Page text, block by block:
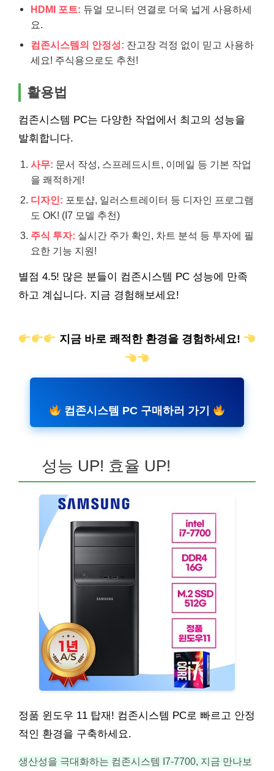
HDMI 포트: 듀얼 모니터 연결로 더욱 넓게 사용하세
요.
컴존시스템의 안정성: 잔고장 걱정 없이 믿고 사용하
세요! 주식용으로도 추천!
활용법
컴존시스템 PC는 다양한 작업에서 최고의 성능을
발휘합니다.
사무: 문서 작성, 스프레드시트, 이메일 등 기본 작업
을 쾌적하게!
디자인: 포토샵, 일러스트레이터 등 디자인 프로그램
도 OK! (I7 모델 추천)
주식 투자: 실시간 주가 확인, 차트 분석 등 투자에 필
요한 기능 지원!
별점 4.5! 많은 분들이 컴존시스템 PC 성능에 만족
하고 계십니다. 지금 경험해보세요!
지금 바로 쾌적한 환경을 경험하세요!
컴존시스템 PC 구매하러 가기
성능 UP! 효율 UP!
정품 윈도우 11 탑재! 컴존시스템 PC로 빠르고 안정
적인 환경을 구축하세요.
생산성을 극대화하는 컴존시스템 I7-7700, 지금 만나보